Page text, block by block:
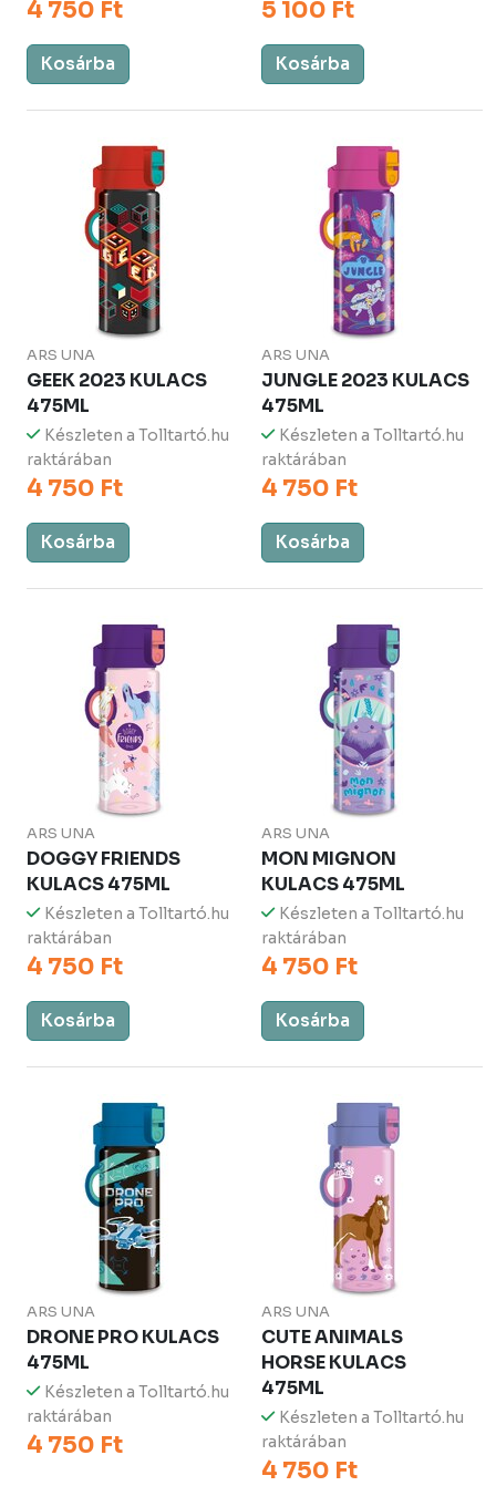
4 750 Ft
Kosárba
5 100 Ft
Kosárba
ARS UNA
GEEK 2023 KULACS
475ML
Készleten a Tolltartó.hu
raktárában
4 750 Ft
Kosárba
ARS UNA
JUNGLE 2023 KULACS
475ML
Készleten a Tolltartó.hu
raktárában
4 750 Ft
Kosárba
ARS UNA
DOGGY FRIENDS
KULACS 475ML
Készleten a Tolltartó.hu
raktárában
4 750 Ft
Kosárba
ARS UNA
MON MIGNON
KULACS 475ML
Készleten a Tolltartó.hu
raktárában
4 750 Ft
Kosárba
ARS UNA
DRONE PRO KULACS
475ML
Készleten a Tolltartó.hu
raktárában
4 750 Ft
ARS UNA
CUTE ANIMALS
HORSE KULACS
475ML
Készleten a Tolltartó.hu
raktárában
4 750 Ft